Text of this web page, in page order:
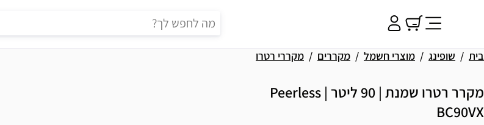
בית שופינג מוצרי חשמל מקררים מקררי רטרו
מקרר רטרו שמנת | 90 ליטר | Peerless
BC90VX